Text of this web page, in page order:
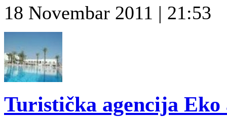
18 Novembar 2011 | 21:53
Turistička agencija